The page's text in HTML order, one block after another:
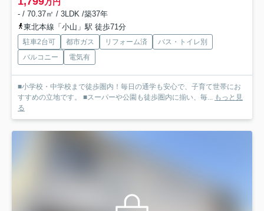
- / 70.37㎡ / 3LDK /築37年
東北本線「小山」駅 徒歩71分
駐車2台可 都市ガス リフォーム済
バス・トイレ別
バルコニー
電気有
■小学校・中学校まで徒歩圏内！毎日の通学も安心で、子育て世帯にお
すすめの立地です。 ■スーパーや公園も徒歩圏内に揃い、毎... もっと見
る